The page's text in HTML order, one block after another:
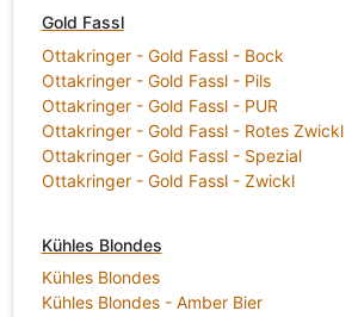
Gold Fassl
Ottakringer - Gold Fassl - Bock
Ottakringer - Gold Fassl - Pils
Ottakringer - Gold Fassl - PUR
Ottakringer - Gold Fassl - Rotes Zwickl
Ottakringer - Gold Fassl - Spezial
Ottakringer - Gold Fassl - Zwickl
Kühles Blondes
Kühles Blondes
Kühles Blondes - Amber Bier